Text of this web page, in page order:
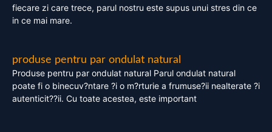
fiecare zi care trece, parul nostru este supus unui stres din ce
in ce mai mare.
produse pentru par ondulat natural
Produse pentru par ondulat natural Parul ondulat natural
poate fi o binecuv?ntare ?i o m?rturie a frumuse?ii nealterate ?i
autenticit??ii. Cu toate acestea, este important